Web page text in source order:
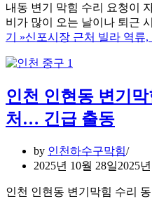
내동 변기 막힘 수리 요청이
비가 많이 오는 날이나 퇴근
기 »신포시장 근처 빌라 역류,
인천 인현동 변기
처… 긴급 출동
by 인천하수구막힘
2025년 10월 28일2025
인천 인현동 변기막힘 수리